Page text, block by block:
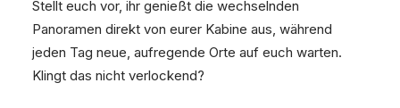
Stellt euch vor, ihr genießt die wechselnden
Panoramen direkt von eurer Kabine aus, während
jeden Tag neue, aufregende Orte auf euch warten.
Klingt das nicht verlockend?